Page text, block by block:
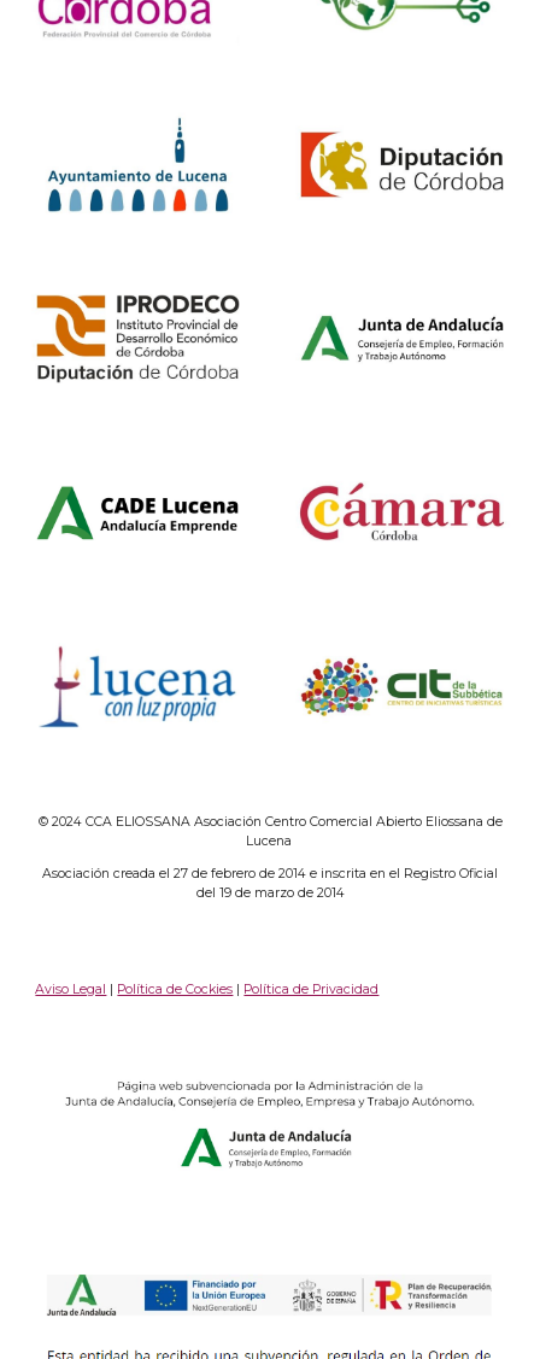
© 2024 CCA ELIOSSANA Asociación Centro Comercial Abierto Eliossana de
Lucena
Asociación creada el 27 de febrero de 2014 e inscrita en el Registro Oficial
del 19 de marzo de 2014
Aviso Legal | Política de Cockies | Política de Privacidad